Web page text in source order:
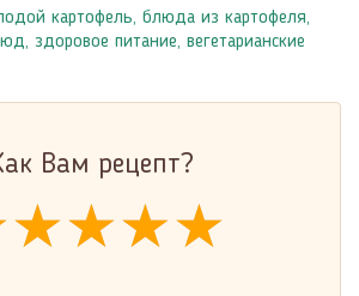
картофель, блюда из картофеля,
, здоровое питание, вегетарианские
Вам рецепт?